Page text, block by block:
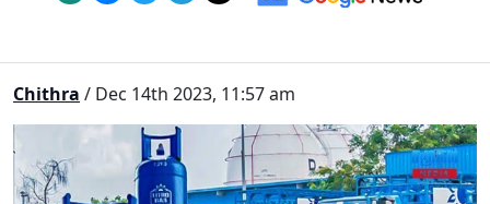
Chithra / Dec 14th 2023, 11:57 am